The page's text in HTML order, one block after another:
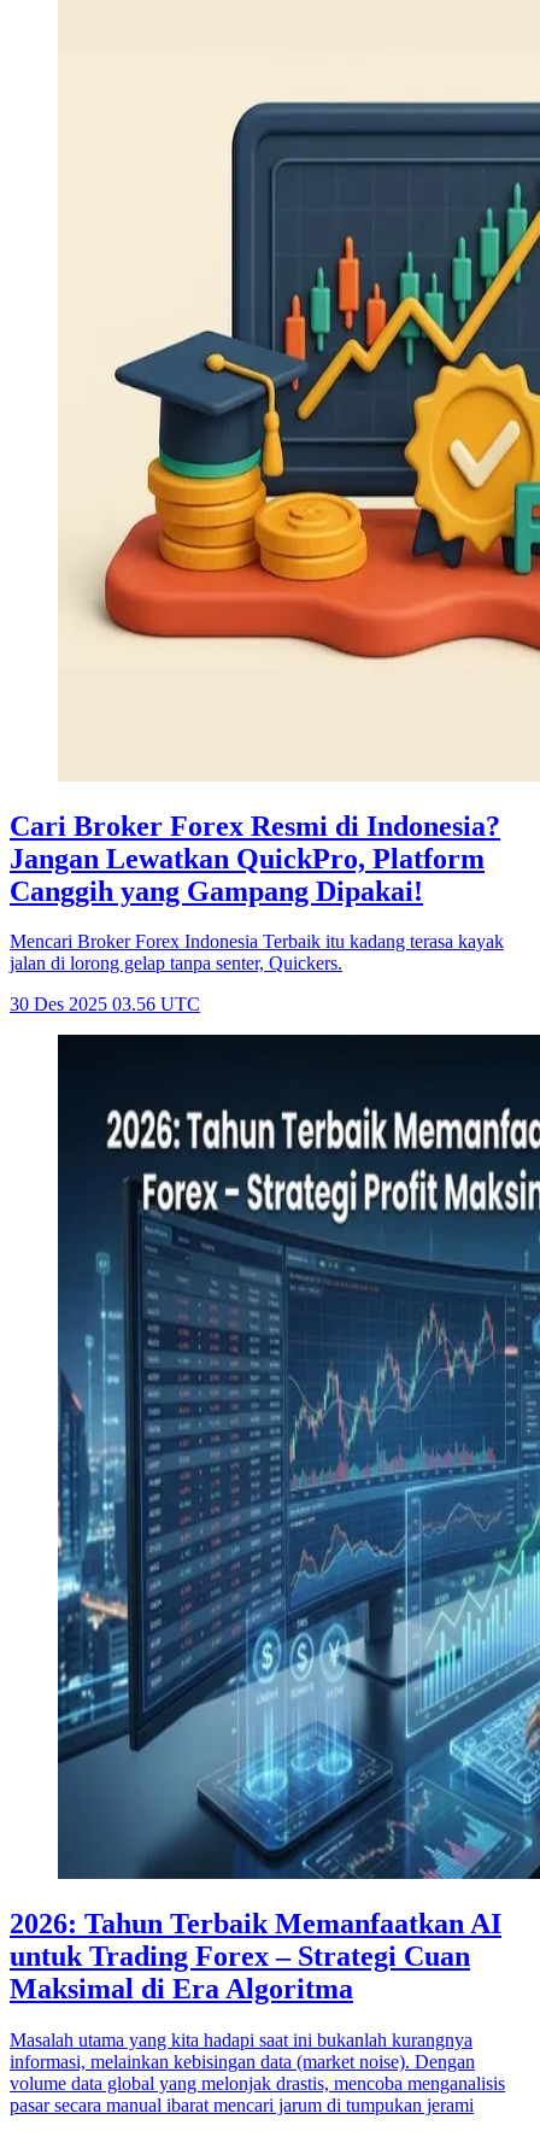
Cari Broker Forex Resmi di Indonesia?
Jangan Lewatkan QuickPro, Platform
Canggih yang Gampang Dipakai!
Mencari Broker Forex Indonesia Terbaik itu kadang terasa kayak
jalan di lorong gelap tanpa senter, Quickers.
30 Des 2025 03.56 UTC
2026: Tahun Terbaik Memanfaatkan AI
untuk Trading Forex – Strategi Cuan
Maksimal di Era Algoritma
Masalah utama yang kita hadapi saat ini bukanlah kurangnya
informasi, melainkan kebisingan data (market noise). Dengan
volume data global yang melonjak drastis, mencoba menganalisis
pasar secara manual ibarat mencari jarum di tumpukan jerami